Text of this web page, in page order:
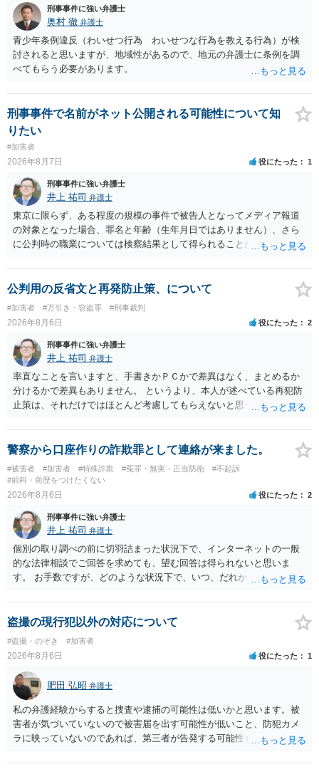
刑事事件に強い弁護士
奥村 徹 弁護士
青少年条例違反（わいせつ行為 わいせつな行為を教える行為）が検
討されると思いますが、地域性があるので、地元の弁護士に条例を調
べてもらう必要があります。
刑事事件で名前がネット公開される可能性について知
りたい
#加害者
2026年8月7日 役にたった 1
刑事事件に強い弁護士
井上 祐司 弁護士
東京に限らず、ある程度の規模の事件で被告人となってメディア報道
の対象となった場合、罪名と年齢（生年月日ではありません）、さら
に公判時の職業については検察結果として得られることが通常です。
公判用の反省文と再発防止策、について
#加害者 #万引き・窃盗罪 #刑事裁判
2026年8月6日 役にたった 2
刑事事件に強い弁護士
井上 祐司 弁護士
率直なことを言いますと、手書きかＰＣかで差異はなく、まとめるか
分けるかで差異もありません。 というより、本人が述べている再犯防
止策は、それだけではほとんど考慮してもらえないと思った方が良い
やカウンセリング・治療の内容 ・利用している再犯防止策（例えば保
護観察所と連携した職業支援の内容や具体的な就労・監督状況） ・監
督者の証言 など、証拠で担保された客観性と実現可能性があるもので
なければあまり意味がありません。 もともと執行猶予が狙える事案で
あれば本人の反省の言葉だけで十分であり、実刑となるか微妙な事案
いうのが実感です。
警察から口座作りの詐欺罪として連絡が来ました。
#被害者 #加害者 #特殊詐欺 #冤罪・無実・正当防衛
#不起訴
#前科・前歴をつけたくない
2026年8月6日 役にたった 2
刑事事件に強い弁護士
井上 祐司 弁護士
個別の取り調べの前に切羽詰まった状況下で、インターネットの一般
的な法律相談でご回答を求めても、望む回答は得られないと思いま
す。 お手数ですが、どのような状況下で、いつ、だれからどのような
の程度だと聞いているのかということについて、お近くで詳細な法律
相談を受けられたうえで対処方法を探された方がよいと思われます。
一般論でいえば、任意取り調べの場合、ＩＣレコーダーを持参して取
り調べ内容を録音することは必須だと考えます。
盗撮の現行犯以外の対応について
#盗撮・のぞき #加害者
2026年8月6日 役にたった 1
肥田 弘昭 弁護士
私の弁護経験からすると捜査や逮捕の可能性は低いかと思います。被
害者が気づいていないので被害届を出す可能性が低いこと、防犯カメ
ラに映っていないのであれば、第三者が告発する可能性も低いこと、
座る女性を盗撮(全体像写真1枚と5秒程度の動画)してしまいました。下